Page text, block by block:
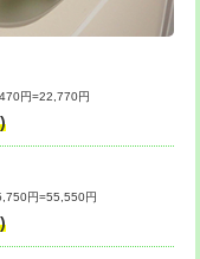
44,000円
22,000円
33,000円
円=22,770円
円=55,550円